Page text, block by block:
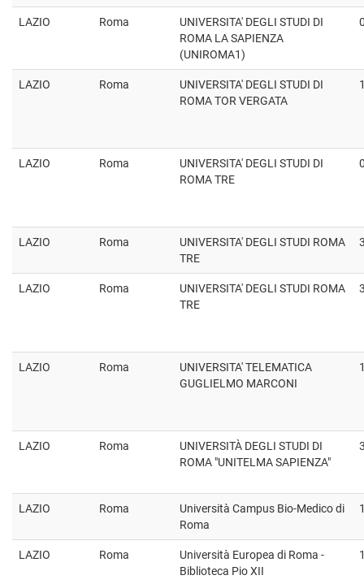
LAZIO Roma
UNIVERSITA' DEGLI STUDI DI
ROMA LA SAPIENZA
(UNIROMA1)
LAZIO Roma
UNIVERSITA' DEGLI STUDI DI
ROMA TOR VERGATA
LAZIO Roma
UNIVERSITA' DEGLI STUDI DI
ROMA TRE
LAZIO Roma
UNIVERSITA' DEGLI STUDI ROMA
TRE
LAZIO Roma
UNIVERSITA' DEGLI STUDI ROMA
TRE
LAZIO Roma
UNIVERSITA' TELEMATICA
GUGLIELMO MARCONI
LAZIO Roma
UNIVERSITÀ DEGLI STUDI DI
ROMA "UNITELMA SAPIENZA"
LAZIO Roma
Università Campus Bio-Medico di
Roma
LAZIO Roma
Università Europea di Roma -
Biblioteca Pio XII